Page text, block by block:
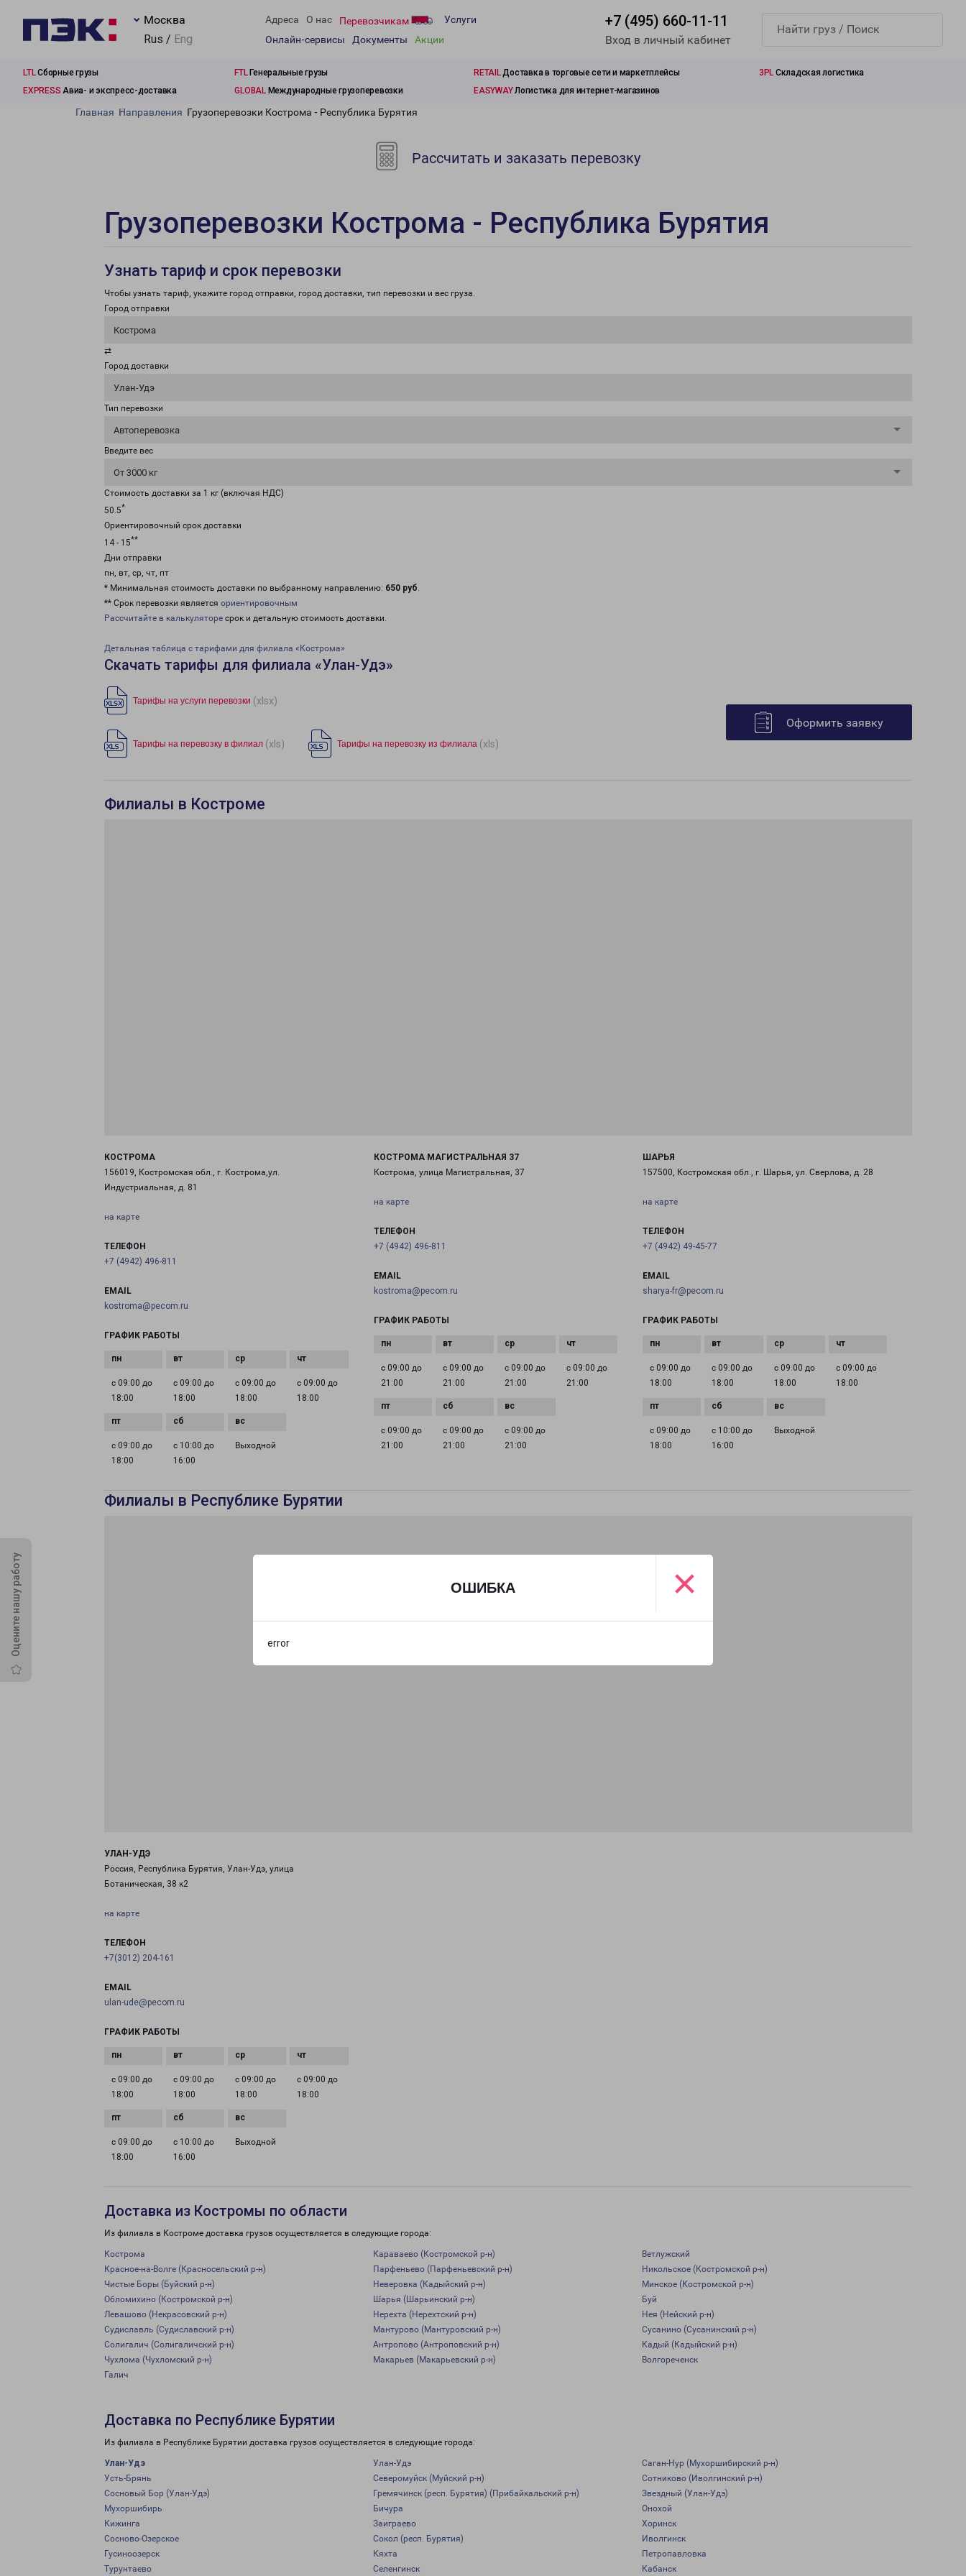
ОШИБКА
error
×
Москва
Rus / Eng
Адреса О нас Перевозчикам
Услуги
Онлайн-сервисы
Документы Акции
+7 (495) 660-11-11
Вход в личный кабинет
LTLСборные грузы FTLГенеральные грузы RETAILДоставка в торговые сети и маркетплейсы 3PL Складская логистика
EXPRESS Авиа- и экспресс-доставка GLOBALМеждународные грузоперевозки EASYWAYЛогистика для интернет-магазинов
Оцените нашу работу
Главная Направления Грузоперевозки Кострома - Республика Бурятия
Рассчитать и заказать перевозку
Грузоперевозки Кострома - Республика Бурятия
Узнать тариф и срок перевозки
Чтобы узнать тариф, укажите город отправки, город доставки, тип перевозки и вес груза.
Город отправки
Кострома
⇄
Город доставки
Улан-Удэ
Тип перевозки
Автоперевозка
Введите вес
От 3000 кг
Стоимость доставки за 1 кг (включая НДС)
50.5*
Ориентировочный срок доставки
14 - 15**
Дни отправки
пн, вт, ср, чт, пт
* Минимальная стоимость доставки по выбранному направлению: 650 руб.
** Срок перевозки является ориентировочным
Рассчитайте в калькуляторе срок и детальную стоимость доставки.
Детальная таблица с тарифами для филиала «Кострома»
Скачать тарифы для филиала «Улан-Удэ»
Тарифы на услуги перевозки (xlsx)
Тарифы на перевозку в филиал (xls) Тарифы на перевозку из филиала (xls)
Оформить заявку
Филиалы в Костроме
КОСТРОМА
156019, Костромская обл., г. Кострома,ул.
Индустриальная, д. 81
на карте
ТЕЛЕФОН
+7 (4942) 496-811
EMAIL
kostroma@pecom.ru
ГРАФИК РАБОТЫ
с 09:00 до
18:00
с 09:00 до
18:00
с 09:00 до
18:00
с 09:00 до
18:00
с 09:00 до
18:00
с 10:00 до
16:00
Выходной
КОСТРОМА МАГИСТРАЛЬНАЯ 37
Кострома, улица Магистральная, 37
на карте
ТЕЛЕФОН
+7 (4942) 496-811
EMAIL
kostroma@pecom.ru
ГРАФИК РАБОТЫ
с 09:00 до
21:00
с 09:00 до
21:00
с 09:00 до
21:00
с 09:00 до
21:00
с 09:00 до
21:00
с 09:00 до
21:00
с 09:00 до
21:00
ШАРЬЯ
157500, Костромская обл., г. Шарья, ул. Сверлова, д. 28
на карте
ТЕЛЕФОН
+7 (4942) 49-45-77
EMAIL
sharya-fr@pecom.ru
ГРАФИК РАБОТЫ
с 09:00 до
18:00
с 09:00 до
18:00
с 09:00 до
18:00
с 09:00 до
18:00
с 09:00 до
18:00
с 10:00 до
16:00
Выходной
Филиалы в Республике Бурятии
УЛАН-УДЭ
Россия, Республика Бурятия, Улан-Удэ, улица
Ботаническая, 38 к2
на карте
ТЕЛЕФОН
+7(3012) 204-161
EMAIL
ulan-ude@pecom.ru
ГРАФИК РАБОТЫ
с 09:00 до
18:00
с 09:00 до
18:00
с 09:00 до
18:00
с 09:00 до
18:00
с 09:00 до
18:00
с 10:00 до
16:00
Выходной
Доставка из Костромы по области
Из филиала в Костроме доставка грузов осуществляется в следующие города:
Кострома Караваево (Костромской р-н)
Ветлужский
Красное-на-Волге (Красносельский р-н)
Парфеньево (Парфеньевский р-н)
Никольское (Костромской р-н)
Чистые Боры (Буйский р-н)
Неверовка (Кадыйский р-н)
Минское (Костромской р-н)
Обломихино (Костромской р-н)
Шарья (Шарьинский р-н)
Буй
Левашово (Некрасовский р-н)
Нерехта (Нерехтский р-н)
Нея (Нейский р-н)
Судиславль (Судиславский р-н)
Мантурово (Мантуровский р-н)
Сусанино (Сусанинский р-н)
Солигалич (Солигаличский р-н)
Антропово (Антроповский р-н)
Кадый (Кадыйский р-н)
Чухлома (Чухломский р-н)
Макарьев (Макарьевский р-н)
Волгореченск
Галич
Доставка по Республике Бурятии
Из филиала в Республике Бурятии доставка грузов осуществляется в следующие города:
Улан-Удэ Улан-Удэ
Саган-Нур (Мухоршибирский р-н)
Усть-Брянь
Северомуйск (Муйский р-н)
Сотниково (Иволгинский р-н)
Сосновый Бор (Улан-Удэ)
Гремячинск (респ. Бурятия) (Прибайкальский р-н)
Звездный (Улан-Удэ)
Мухоршибирь
Бичура
Онохой
Кижинга
Заиграево
Хоринск
Сосново-Озерское
Сокол (респ. Бурятия)
Иволгинск
Гусиноозерск
Кяхта
Петропавловка
Турунтаево
Селенгинск Кабанск